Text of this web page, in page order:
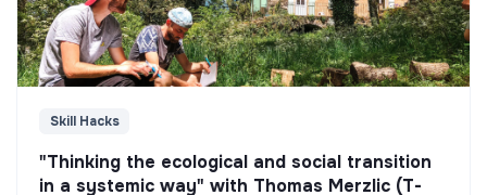
Skill Hacks
"Thinking the ecological and social transition
in a systemic way" with Thomas Merzlic (T-